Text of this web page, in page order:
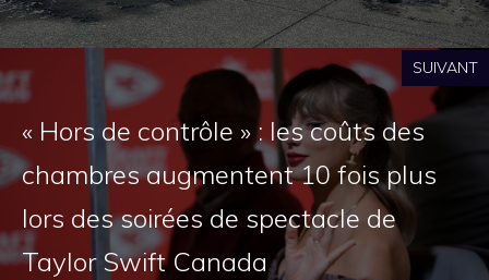
SUIVANT
« Hors de contrôle » : les coûts des
chambres augmentent 10 fois plus
lors des soirées de spectacle de
Taylor Swift Canada